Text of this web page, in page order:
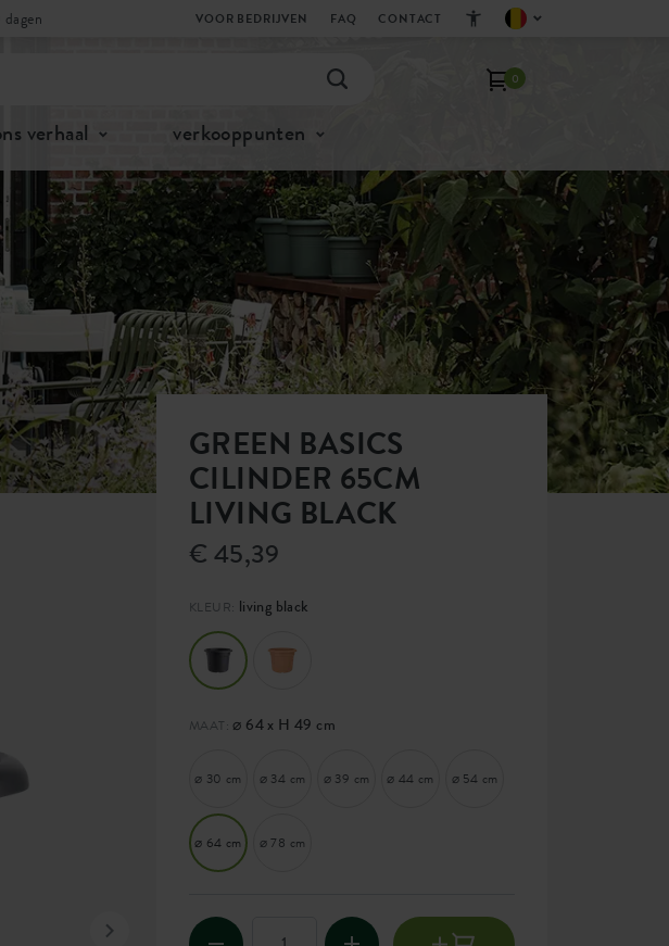
VOOR BEDRIJVEN FAQ CONTACT
0
verhaal verkooppunten
GREEN BASICS
CILINDER 65CM
LIVING BLACK
€ 45,39
KLEUR: living black
MAAT: ⌀ 64 x H 49 cm
⌀ 30 cm ⌀ 34 cm ⌀ 39 cm ⌀ 44 cm ⌀ 54 cm
⌀ 64 cm ⌀ 78 cm